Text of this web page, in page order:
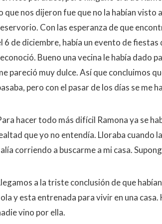
que nos dijeron fue que no la habían visto
Con las esperanza de que
6 de diciembre, había un evento de
Bueno una vecina le había dado
pareció muy dulce. Así que concluimos
pero con el pasar de los días se me
hacer todo más difícil Ramona ya se
que yo no entendía. Lloraba cuando
corriendo a buscarme a mi casa.
a la triste conclusión de que
y esta entrenada para vivir en una
vino por ella.